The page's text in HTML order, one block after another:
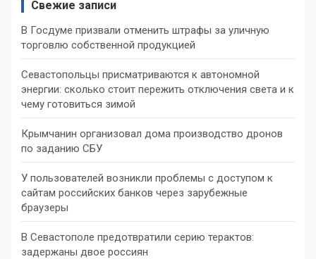
Свежие записи
В Госдуме призвали отменить штрафы за уличную
торговлю собственной продукцией
Севастопольцы присматриваются к автономной
энергии: сколько стоит пережить отключения света и к
чему готовиться зимой
Крымчанин организовал дома производство дронов
по заданию СБУ
У пользователей возникли проблемы с доступом к
сайтам российских банков через зарубежные
браузеры
В Севастополе предотвратили серию терактов:
задержаны двое россиян